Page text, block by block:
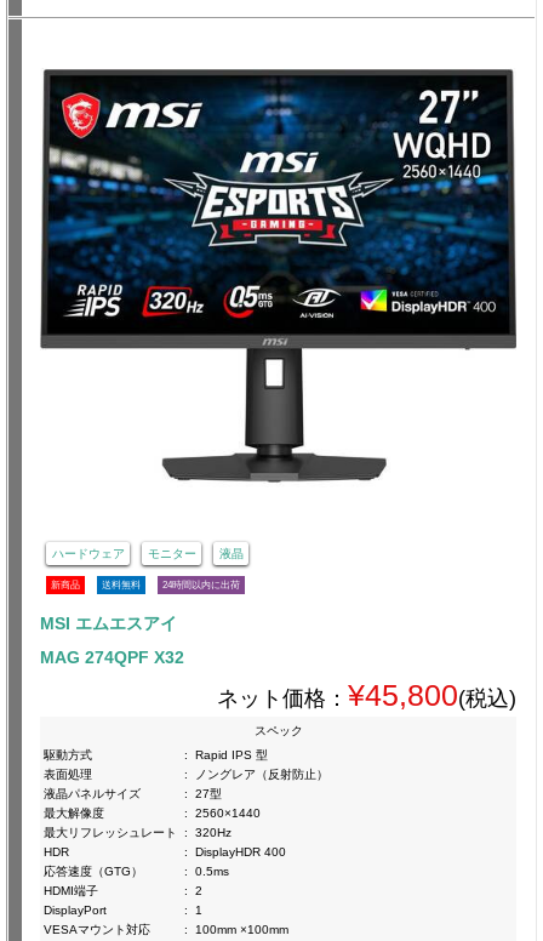
ハードウェア モニター 液晶
新商品 送料無料 24時間以内に出荷
MSI エムエスアイ
MAG 274QPF X32
ネット価格： ¥45,800(税込)
スペック
駆動方式
:
Rapid IPS 型
表面処理
:
ノングレア（反射防止）
液晶パネルサイズ
:
27型
最大解像度
:
2560×1440
最大リフレッシュレート
:
320Hz
HDR
:
DisplayHDR 400
応答速度（GTG）
:
0.5ms
HDMI端子
:
2
DisplayPort
:
1
VESAマウント対応
:
100mm ×100mm